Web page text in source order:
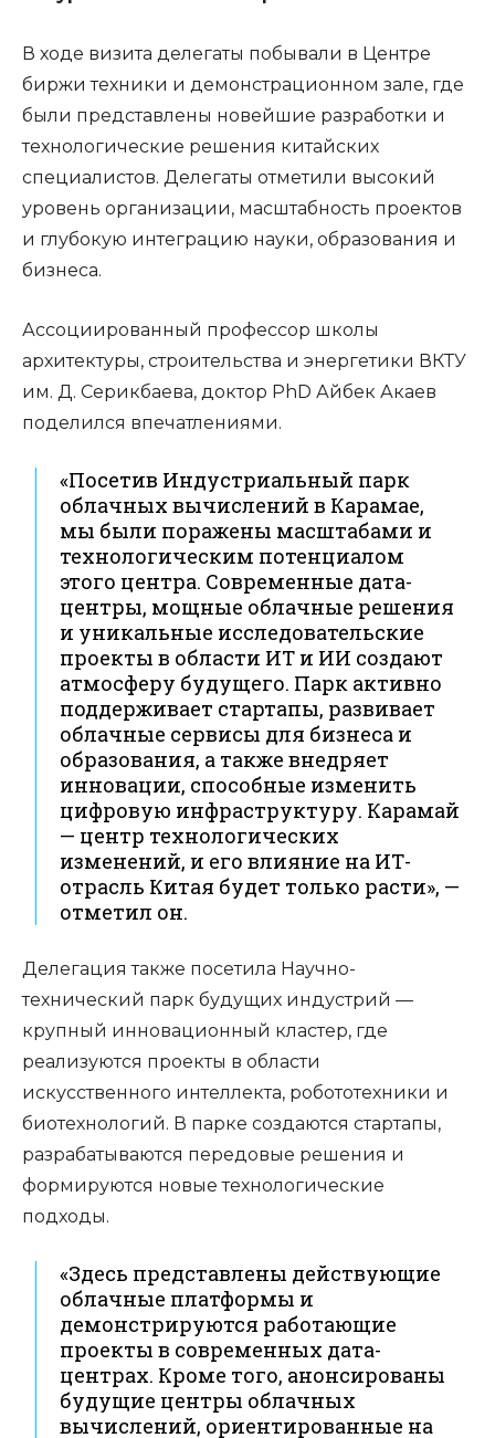
В ходе визита делегаты побывали в Центре
биржи техники и демонстрационном зале, где
были представлены новейшие разработки и
технологические решения китайских
специалистов. Делегаты отметили высокий
уровень организации, масштабность проектов
и глубокую интеграцию науки, образования и
бизнеса.
Ассоциированный профессор школы
архитектуры, строительства и энергетики ВКТУ
им. Д. Серикбаева, доктор PhD Айбек Акаев
поделился впечатлениями.
«Посетив Индустриальный парк
облачных вычислений в Карамае,
мы были поражены масштабами и
технологическим потенциалом
этого центра. Современные дата-
центры, мощные облачные решения
и уникальные исследовательские
проекты в области ИТ и ИИ создают
атмосферу будущего. Парк активно
поддерживает стартапы, развивает
облачные сервисы для бизнеса и
образования, а также внедряет
инновации, способные изменить
цифровую инфраструктуру. Карамай
— центр технологических
изменений, и его влияние на ИТ-
отрасль Китая будет только расти», —
отметил он.
Делегация также посетила Научно-
технический парк будущих индустрий —
крупный инновационный кластер, где
реализуются проекты в области
искусственного интеллекта, робототехники и
биотехнологий. В парке создаются стартапы,
разрабатываются передовые решения и
формируются новые технологические
подходы.
«Здесь представлены действующие
облачные платформы и
демонстрируются работающие
проекты в современных дата-
центрах. Кроме того, анонсированы
будущие центры облачных
вычислений, ориентированные на